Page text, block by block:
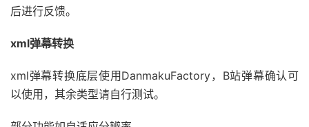
后进行反馈。
xml弹幕转换
xml弹幕转换底层使用DanmakuFactory，B站弹幕确认可
以使用，其余类型请自行测试。